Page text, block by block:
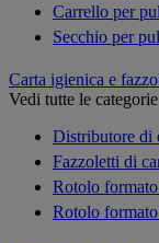
Carrello per
Secchio per
Carta igienica e
Vedi tutte le categorie
Distributore di
Fazzoletti di
Rotolo
Rotolo